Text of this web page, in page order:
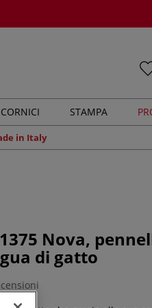
STAMPA
in Italy
Nova,
di gatto